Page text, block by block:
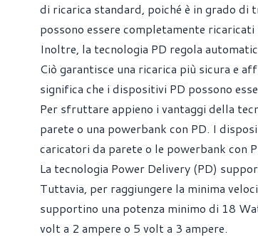
di ricarica standard, poiché è in grado di
possono essere completamente
Inoltre, la tecnologia PD regola
Ciò garantisce una ricarica più sicura e
significa che i dispositivi PD possono
Per sfruttare appieno i vantaggi della
parete o una powerbank con PD. I
caricatori da parete o le powerbank con
La tecnologia Power Delivery (PD)
Tuttavia, per raggiungere la minima
supportino una potenza minimo di 18
volt a 2 ampere o 5 volt a 3 ampere.